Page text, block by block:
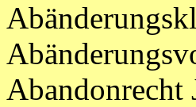
Abandonrecht